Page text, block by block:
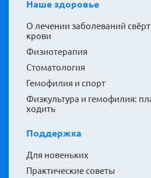
Наше здоровье
О лечении заболеваний
крови
Физиотерапия
Стоматология
Гемофилия и спорт
Физкультура и гемофилия:
ходить
Поддержка
Для новеньких
Практические советы